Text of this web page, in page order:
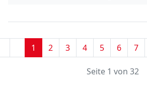
1 2 3 4 5 6 7
Seite 1 von 32